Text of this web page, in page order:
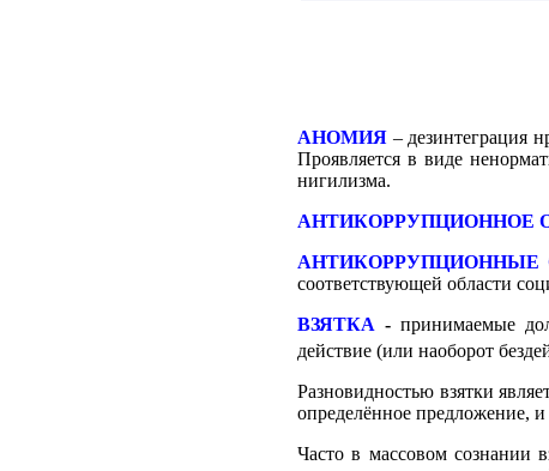
АНОМИЯ – дезинтеграция
Проявляется в виде
нигилизма.
АНТИКОРРУПЦИОННОЕ
АНТИКОРРУПЦИОННЫЕ
соответствующей области
ВЗЯТКА - принимаемые
действие (или наоборот
Разновидностью взятки
определённое предложение,
Часто в массовом сознании